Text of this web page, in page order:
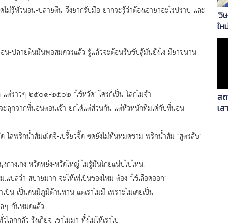
ม่รู้หัวนอน-ปลายตีน จึงยากรับมือ ยากจะรู้ว่าต้องเอายาอะไรปราบ และ
น-ปลายตีนมันพอสมควรแล้ว รู้แล้วจะต้อนรับขับสู้มันยังไง มียาขนาน
ราวๆ ๒๕๐๑-๒๕๐๒ "ไข้หวัด" ใครก็เป็น โลกไม่จำ
ะลุกจากที่นอนตอนเช้า ยกได้แต่ส่วนก้น แต่หัวหนักทิ่มเด่กับที่นอน
ด ใส่พริกน้ำส้มเผ็ดจี๋-เปรี้ยวจี๊ด ซดยังไม่ทันหมดชาม พริกน้ำส้ม "สูตรลับ"
างเกง หวัดหย่ง-หวัดใหญ่ ไม่รู้มันโกยแน่บไปไหน!
ลว่า สบายมาก จะให้เท่เป็นของใหม่ ต้อง "ไข้เลือดออก"
น เป็นคนมีภูมิต้านทาน แต่เราไม่มี เพราะไม่เคยเป็น
ๆ กันหมดแล้ว
กกลัว รังเกียจ เขาไม่มา ทั้งไม่ให้เราไป
'วิ
ใ
ส
เ